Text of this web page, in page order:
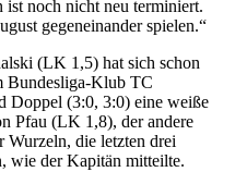
noch nicht neu terminiert.
gegeneinander spielen.“
(LK 1,5) hat sich schon
Bundesliga-Klub TC
Doppel (3:0, 3:0) eine weiße
Pfau (LK 1,8), der andere
Wurzeln, die letzten drei
wie der Kapitän mitteilte.